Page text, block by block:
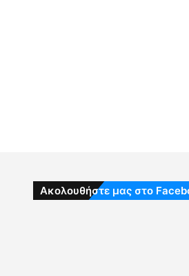
Ακολουθήστε μας στο